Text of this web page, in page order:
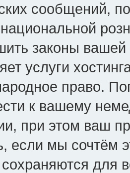
сообщений,
законы
услуги
право.
к вашему
при этом ваш
если мы сочтём
для